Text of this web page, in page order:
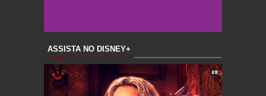
ASSISTA NO DISNEY+